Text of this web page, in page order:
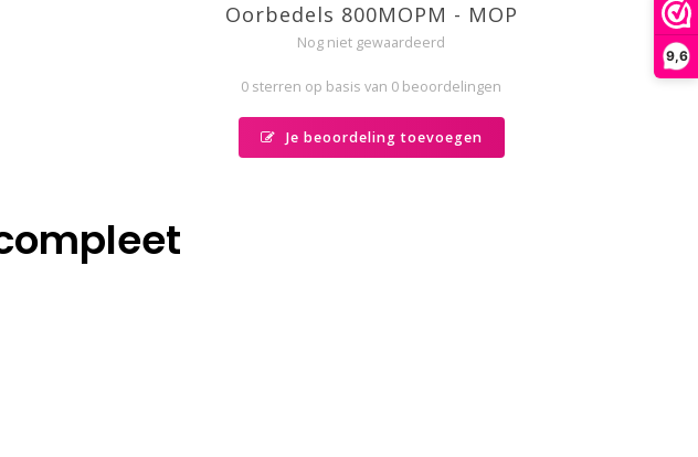
9,6
Oorbedels 800MOPM - MOP
Nog niet gewaardeerd
0 sterren op basis van 0 beoordelingen
Je beoordeling toevoegen